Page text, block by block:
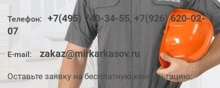
Телефон: +7(495) 740-34-55, +7(926) 620-02-
07
E-mail: zakaz@mirkarkasov.ru
Оставьте заявку на бесплатную консультацию: